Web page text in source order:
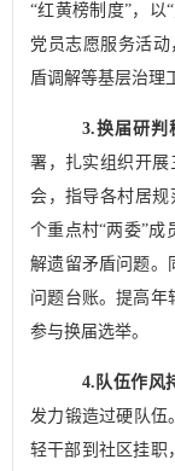
“红黄榜制度”，以“
党员志愿服务活动
盾调解等基层治理
3.换届研判
署，扎实组织开
会，指导各村居
个重点村“两委”成
解遗留矛盾问题。
问题台账。提高年
参与换届选举。
4. 队伍作风
发力锻造过硬队伍
轻干部 到社区挂职